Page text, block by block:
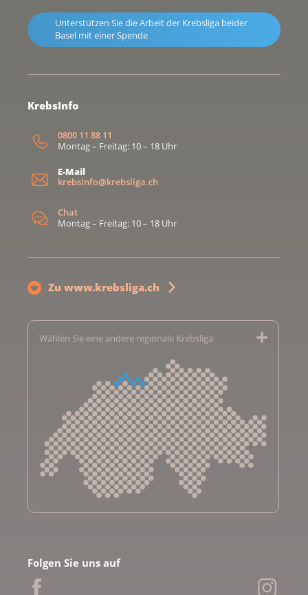
Unterstützen Sie die Arbeit der Krebsliga beider
Basel mit einer Spende
KrebsInfo
0800 11 88 11
Montag – Freitag: 10 – 18 Uhr
E-Mail
krebsinfo@krebsliga.ch
Chat
Montag – Freitag: 10 – 18 Uhr
Zu www.krebsliga.ch
Wählen Sie eine andere regionale Krebsliga
Krebsliga Bern
Krebsliga Freiburg
Folgen Sie uns auf